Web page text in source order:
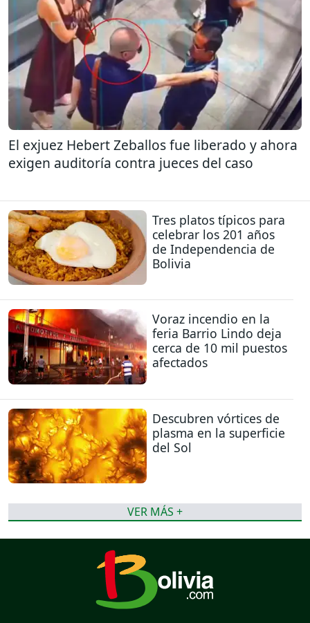
El exjuez Hebert Zeballos fue liberado y ahora
exigen auditoría contra jueces del caso
Tres platos típicos para
celebrar los 201 años
de Independencia de
Bolivia
Voraz incendio en la
feria Barrio Lindo deja
cerca de 10 mil puestos
afectados
Descubren vórtices de
plasma en la superficie
del Sol
VER MÁS +